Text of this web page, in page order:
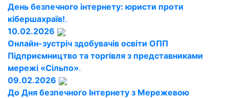
День безпечного інтернету: юристи проти
кібершахраїв!.
10.02.2026
Онлайн-зустріч здобувачів освіти ОПП
Підприємництво та торгівля з представниками
мережі «Сільпо».
09.02.2026
До Дня безпечного Інтернету з Мережевою